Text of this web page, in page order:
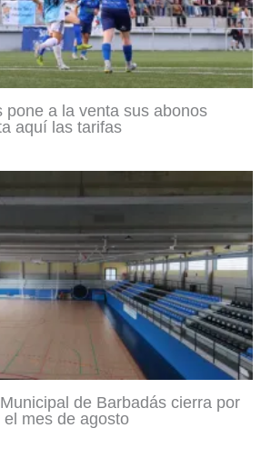
pone a la venta sus abonos
aquí las tarifas
de Barbadás cierra por
mes de agosto